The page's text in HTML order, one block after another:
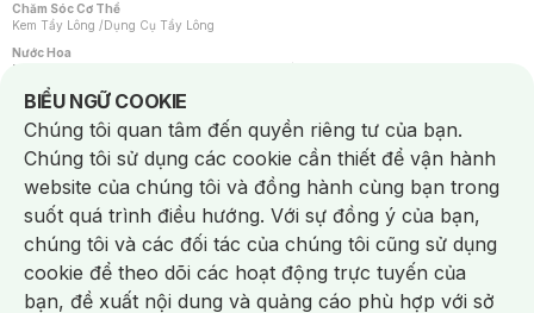
Chăm Sóc Cơ Thể
Kem Tẩy Lông /Dụng Cụ Tẩy Lông
Nước Hoa
Nước Hoa Nữ
Chăm Sóc Cá Nhân
Chống Muỗi /Khẩu Trang /Máy Massage/Mặt Nạ Xông Hơi /Nước Rửa Tay/
Sản Phẩm Chăm Sóc Khác /Bàn Chải Đánh Răng /Bàn Chải Điện/
Hỗ Trợ Trắng Răng/Kem Đánh Răng /Máy Tăm Nước/ Nước Súc Miệng/
Tăm / Chỉ Nha Khoa/ Xịt Thơm Miệng / Dung Dịch Vệ Sinh/Dưỡng Vùng Kín/
Khăn Ướt Vệ Sinh Vùng Kín/Băng Vệ Sinh/Tampon/Bọt Cạo Râu /Dao Cạo Râu/
Máy Cạo Râu
Vấn Đề Về Da
Da Dầu / Lỗ Chân Lông To/ Da Khô / Mất Nước/ Da Lão Hóa/ Da Mụn/
Da Nhạy Cảm / Kích Ứng
Da Xỉn Màu Thâm / Nám / Tàn Nhang
Quầng Thâm & Bọng Mắt /Sẹo /Viêm Da Cơ Địa
Dụng Cụ / Phụ Kiện Chăm Sóc Da
BIỂU NGỮ COOKIE
Notice about cookies usage
Chúng tôi quan tâm đến quyền riêng tư của bạn.
Chúng tôi sử dụng các cookie cần thiết để vận hành
website của chúng tôi và đồng hành cùng bạn trong
suốt quá trình điều hướng. Với sự đồng ý của bạn,
chúng tôi và các đối tác của chúng tôi cũng sử dụng
cookie để theo dõi các hoạt động trực tuyến của
bạn, đề xuất nội dung và quảng cáo phù hợp với sở